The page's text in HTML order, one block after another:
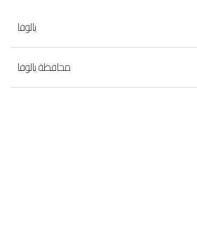
يالوفا
محافظة يالوفا